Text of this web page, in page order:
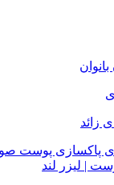
زائد
پاکسازی پوست
| لیزر لند